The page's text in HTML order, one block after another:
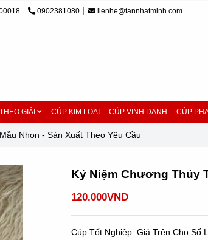
0902381080 lienhe@tannhatminh.com
GIẢI CÚP KIM LOẠI CÚP VINH DANH CÚP
Nhọn - Sản Xuất Theo Yêu Cầu
Kỷ Niệm Chương Thủy
120.000VND
Cúp Tốt Nghiệp. Giá Trên Cho Số